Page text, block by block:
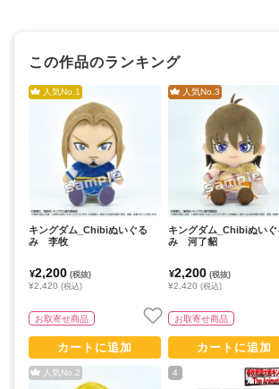
この作品のランキング
人気No.1
キングダム_Chibiぬいぐる
み 李牧
¥2,200 (税抜)
¥2,420 (税込)
お取寄せ商品
カートに追加
人気No.2
人気No.3
キングダム_Chibiぬいぐ
み 河了貂
¥2,200 (税抜)
¥2,420 (税込)
お取寄せ商品
カートに追加
4